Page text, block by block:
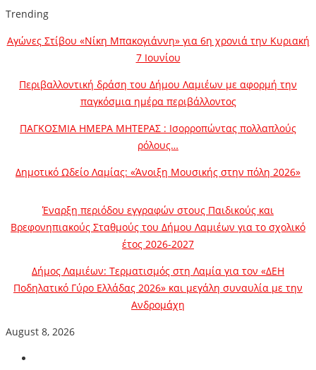
Trending
Αγώνες Στίβου «Νίκη Μπακογιάννη» για 6η χρονιά την Κυριακή
7 Ιουνίου
Περιβαλλοντική δράση του Δήμου Λαμιέων με αφορμή την
παγκόσμια ημέρα περιβάλλοντος
ΠΑΓΚΟΣΜΙΑ ΗΜΕΡΑ ΜΗΤΕΡΑΣ : Ισορροπώντας πολλαπλούς
ρόλους…
Δημοτικό Ωδείο Λαμίας: «Άνοιξη Μουσικής στην πόλη 2026»
Έναρξη περιόδου εγγραφών στους Παιδικούς και
Βρεφονηπιακούς Σταθμούς του Δήμου Λαμιέων για το σχολικό
έτος 2026-2027
Δήμος Λαμιέων: Τερματισμός στη Λαμία για τον «ΔΕΗ
Ποδηλατικό Γύρο Ελλάδας 2026» και μεγάλη συναυλία με την
Ανδρομάχη
August 8, 2026